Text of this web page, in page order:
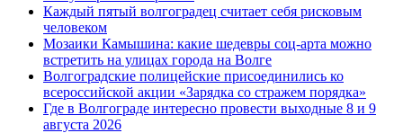
Каждый пятый волгоградец считает себя рисковым
человеком
Мозаики Камышина: какие шедевры соц-арта можно
встретить на улицах города на Волге
Волгоградские полицейские присоединились ко
всероссийской акции «Зарядка со стражем порядка»
Где в Волгограде интересно провести выходные 8 и 9
августа 2026